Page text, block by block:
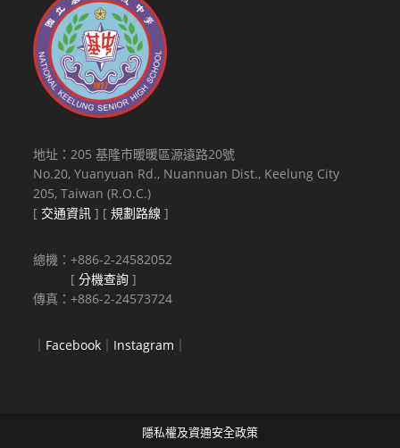
地址：205 基隆市暖暖區源遠路20號
No.20, Yuanyuan Rd., Nuannuan Dist., Keelung City
205, Taiwan (R.O.C.)
[ 交通資訊 ] [規劃路線 ]
總機：+886-2-24582052
[分機查詢 ]
傳真：+886-2-24573724
｜ Facebook ｜ Instagram ｜
隱私權及資通安全政策